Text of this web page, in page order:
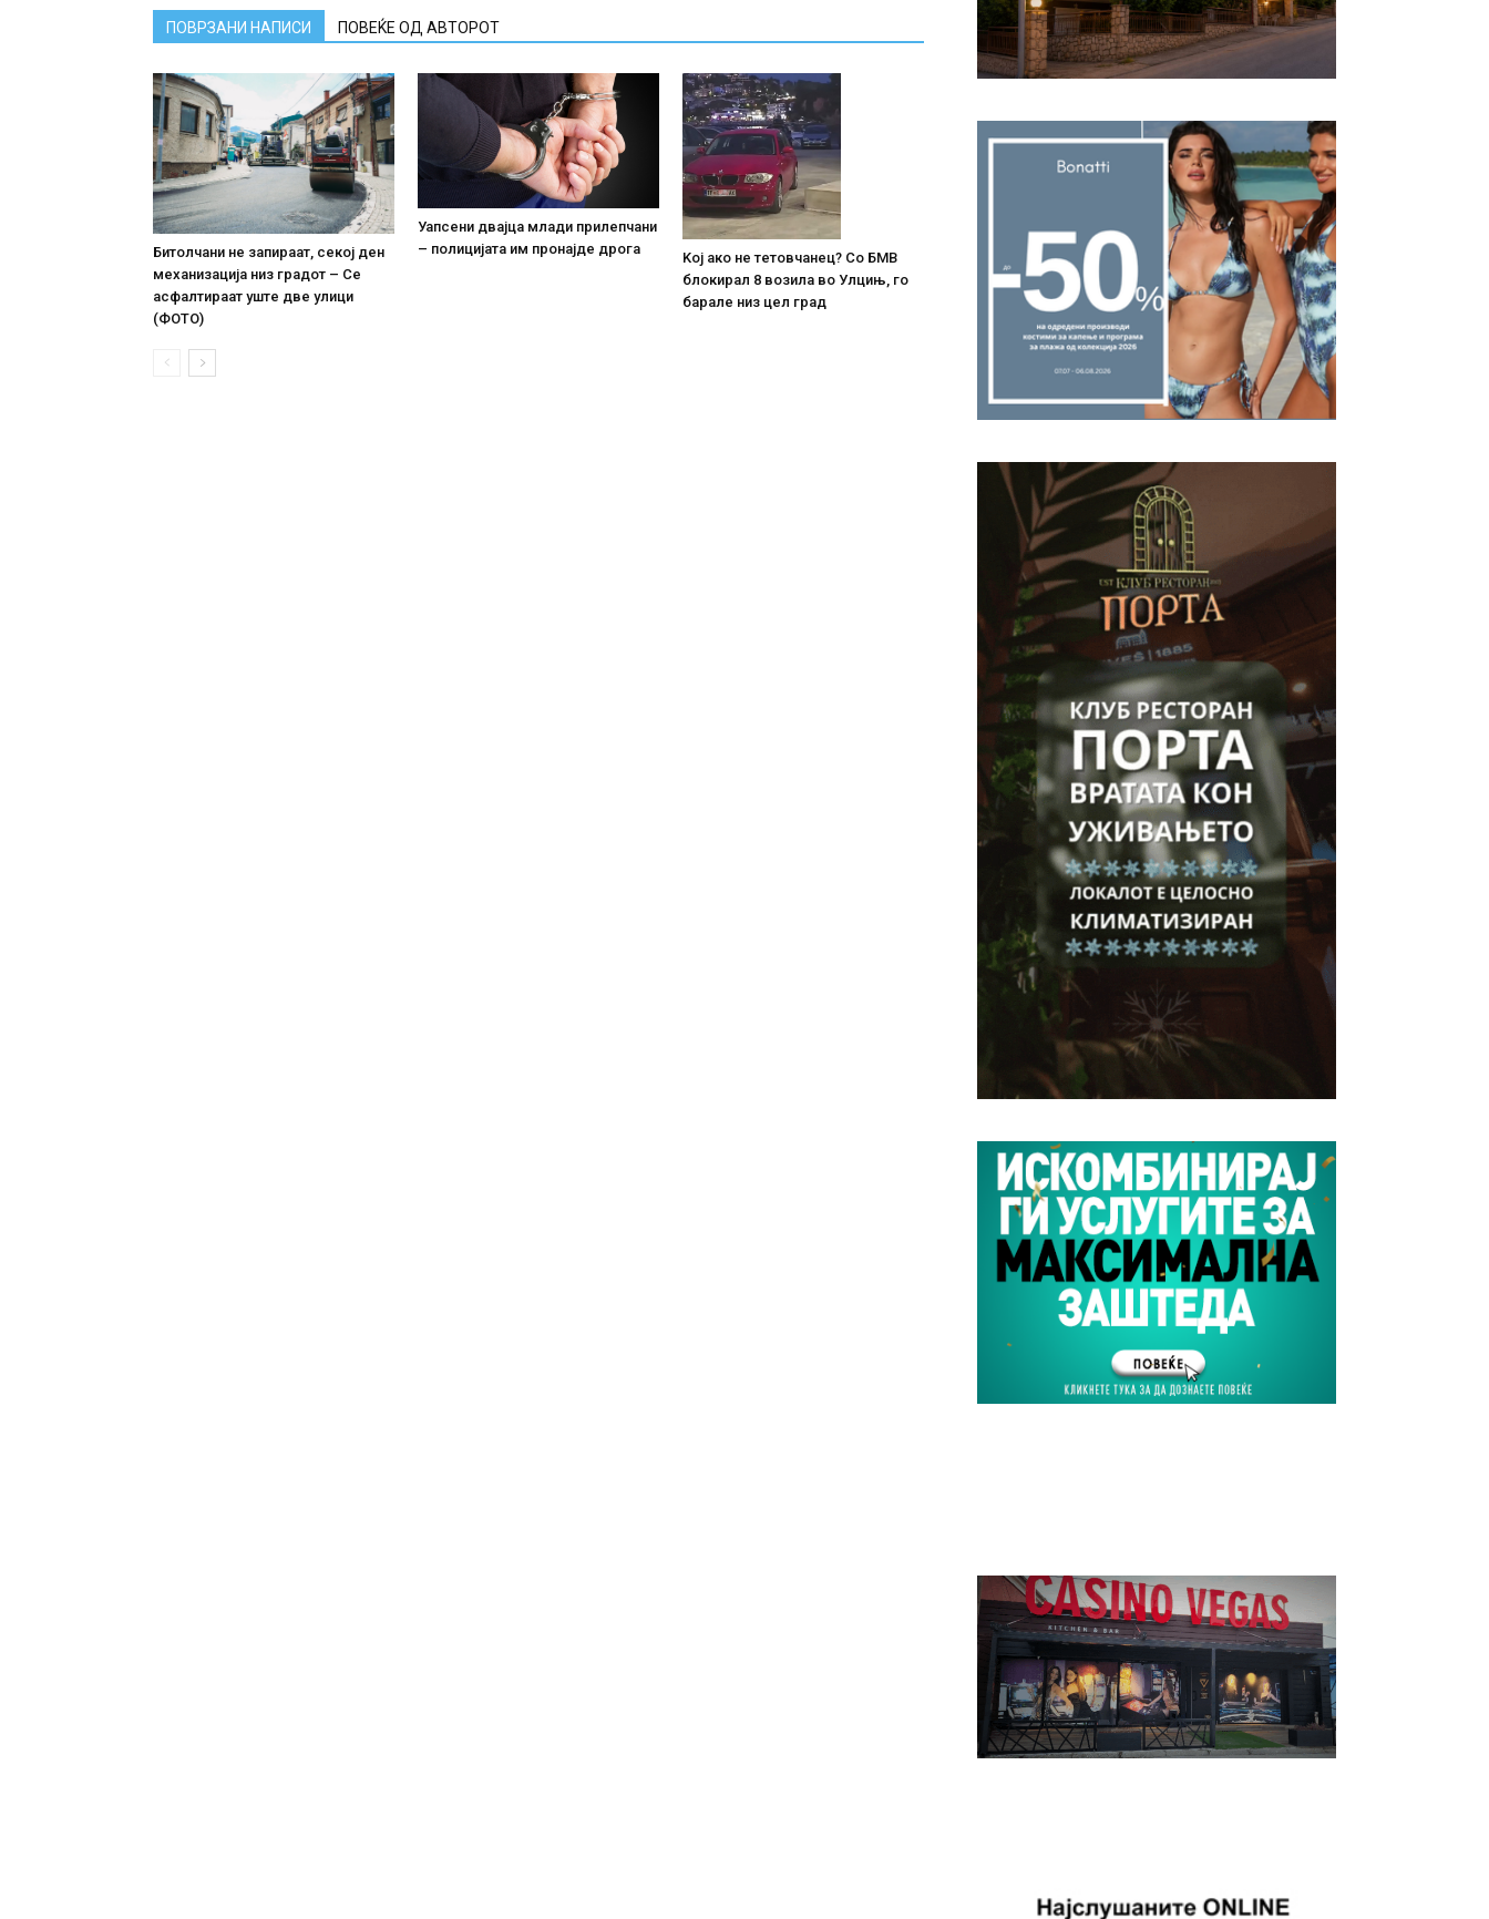
ПОВРЗАНИ НАПИСИ ПОВЕЌЕ ОД АВТОРОТ
Битолчани не запираат, секој ден
механизација низ градот – Се
асфалтираат уште две улици
(ФОТО)
Уапсени двајца млади прилепчани
– полицијата им пронајде дpoга
Koj ако не тетовчанец? Со БМВ
блокирал 8 возила во Улцињ, го
барале низ цел град